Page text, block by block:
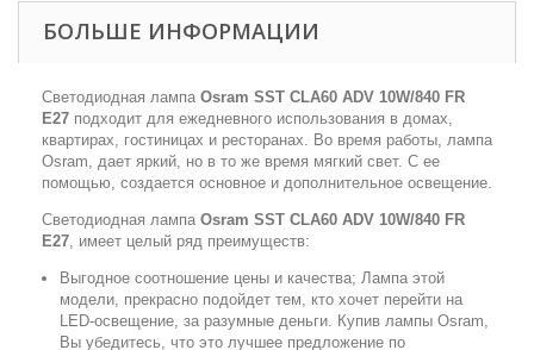
БОЛЬШЕ ИНФОРМАЦИИ
Светодиодная лампа Osram SST CLA60 ADV 10W/840 FR
E27 подходит для ежедневного использования в домах,
квартирах, гостиницах и ресторанах. Во время работы, лампа
Osram, дает яркий, но в то же время мягкий свет. С ее
помощью, создается основное и дополнительное освещение.
Светодиодная лампа Osram SST CLA60 ADV 10W/840 FR
E27, имеет целый ряд преимуществ:
Выгодное соотношение цены и качества; Лампа этой
модели, прекрасно подойдет тем, кто хочет перейти на
LED-освещение, за разумные деньги. Купив лампы Osram,
Вы убедитесь, что это лучшее предложение по